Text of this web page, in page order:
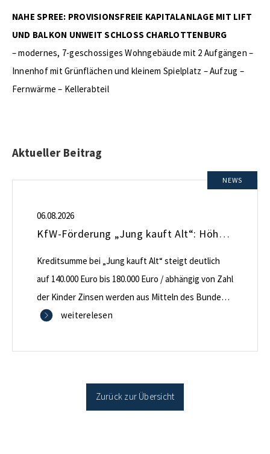
NAHE SPREE: PROVISIONSFREIE KAPITALANLAGE MIT LIFT
UND BALKON UNWEIT SCHLOSS CHARLOTTENBURG
– modernes, 7-geschossiges Wohngebäude mit 2 Aufgängen –
Innenhof mit Grünflächen und kleinem Spielplatz – Aufzug –
Fernwärme – Kellerabteil
Aktueller Beitrag
NEWS
06.08.2026
KfW-Förderung „Jung kauft Alt“: Höhere Kredite ab August 2026
Kreditsumme bei „Jung kauft Alt“ steigt deutlich
auf 140.000 Euro bis 180.000 Euro / abhängig von Zahl
der Kinder Zinsen werden aus Mitteln des Bundes
verbilligt: Heutiger Zins bei 0,53 Prozent effektiv bei
Antragstellende verpflichten sich zu energetischer
Sanierung in Einzelmaßnahmen […]
weiterelesen
Zurück zur Übersicht